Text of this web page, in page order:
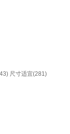
尺寸适宜(281)